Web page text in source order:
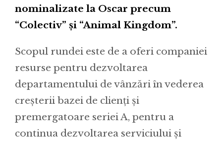
nominalizate la Oscar precum
“Colectiv” și “Animal Kingdom”.
Scopul rundei este de a oferi companiei
resurse pentru dezvoltarea
departamentului de vânzări în vederea
creșterii bazei de clienți și
premergatoare seriei A, pentru a
continua dezvoltarea serviciului și